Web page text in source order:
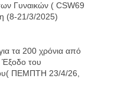
Γυναικών ( CSW69
(8-21/3/2025)
τα 200 χρόνια από
του
ΠΕΜΠΤΗ 23/4/26,